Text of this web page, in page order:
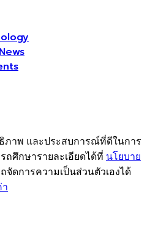
ภาพ และประสบการณ์ที่ดีในการ
ศึกษารายละเอียดได้ที่ นโยบาย
จัดการความเป็นส่วนตัวเองได้
า